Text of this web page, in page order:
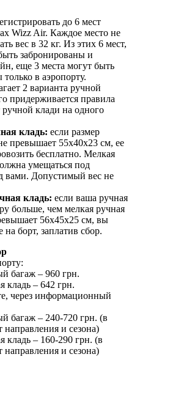
до 6 мест
Wizz Air. Каждое место не
вес в 32 кг. Из этих 6 мест,
забронированы и
еще 3 места могут быть
в аэропорту.
2 варианта ручной
придерживается правила
клади на одного
кладь: если размер
превышает 55x40x23 см, ее
бесплатно. Мелкая
умещаться под
вами. Допустимый вес не
кладь: если ваша ручная
больше, чем мелкая ручная
56x45x25 см, вы
на борт, заплатив сбор.
багаж – 960 грн.
кладь – 642 грн.
через информационный
багаж – 240-720 грн. (в
направления и сезона)
кладь – 160-290 грн. (в
направления и сезона)